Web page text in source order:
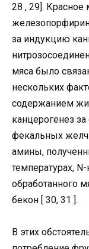
28 , 29]. Красное
за индукцию
мяса было
нескольких
содержанием
канцерогенез за
фекальных
амины,
температурах,
обработанного
бекон [ 30, 31 ].
В этих